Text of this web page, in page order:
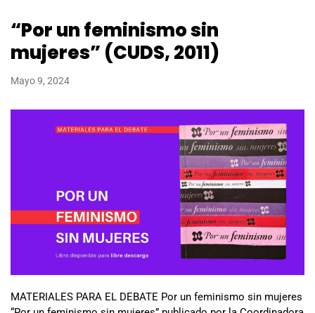
“Por un feminismo sin
mujeres” (CUDS, 2011)
Mayo 9, 2024
MATERIALES PARA EL DEBATE Por un feminismo sin mujeres